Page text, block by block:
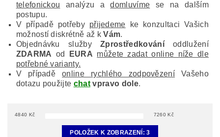
telefonickou analýzu adomluvíme se na dalším
postupu.
V případě potřeby přijedeme ke konzultaci Vašich
možností diskrétně až kVám.
Objednávku služby
Zprostředkováníoddlužení
ZDARMA od EURA můžete zadat online níže dle
potřebné varianty.
V případěonline rychlého zodpovězení Vašeho
dotazu použijte chatvpravo dole.
4840 Kč 7260 Kč
POLOŽEK K ZOBRAZENÍ:3